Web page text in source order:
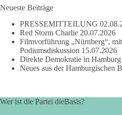
Neueste Beiträge
PRESSEMITTEILUNG
Red Storm Charlie 20.07.2026
Filmvorführung „Nürnberg“,
Podiumsdiskussion 15.07.2026
Direkte Demokratie in Hamburg
Neues aus der Hamburgischen
Wer ist die Partei dieBasis?